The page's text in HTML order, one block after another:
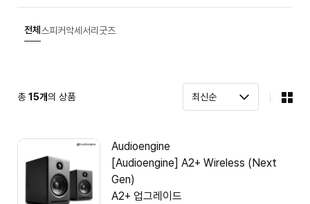
전체 스피커악세서리 굿즈
총 15개의 상품
Audioengine
[Audioengine] A2+ Wireless (Next
Gen)
A2+ 업그레이드